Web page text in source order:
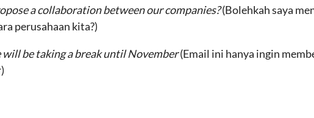
a collaboration between our companies?(Bolehkah saya
perusahaan kita?)
be taking a break until November(Email ini hanya ingin